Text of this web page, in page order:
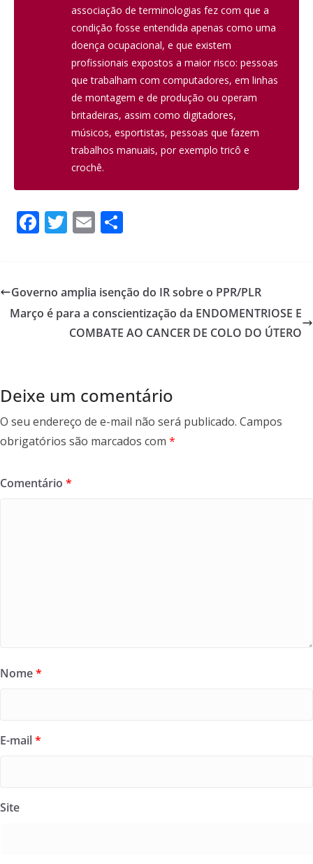
associação de terminologias fez com que a
condição fosse entendida apenas como uma
doença ocupacional, e que existem
profissionais expostos a maior risco: pessoas
que trabalham com computadores, em linhas
de montagem e de produção ou operam
britadeiras, assim como digitadores,
músicos, esportistas, pessoas que fazem
trabalhos manuais, por exemplo tricô e
crochê.
F
b
o
T
er
E
l e
Governo amplia isenção do IR sobre o PPR/PLR
Março é para a conscientização da ENDOMENTRIOSE E
COMBATE AO CANCER DE COLO DO ÚTERO
Deixe um comentário
O seu endereço de e-mail não será publicado. Campos
obrigatórios são marcados com *
Comentário *
Nome*
E-mail*
Site